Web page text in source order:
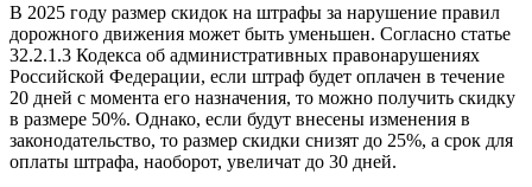
В 2025 году размер скидок на штрафы за нарушение правил
дорожного движения может быть уменьшен. Согласно статье
32.2.1.3 Кодекса об административных правонарушениях
Российской Федерации, если штраф будет оплачен в течение
20 дней с момента его назначения, то можно получить скидку
в размере 50%. Однако, если будут внесены изменения в
законодательство, то размер скидки снизят до 25%, а срок для
оплаты штрафа, наоборот, увеличат до 30 дней.